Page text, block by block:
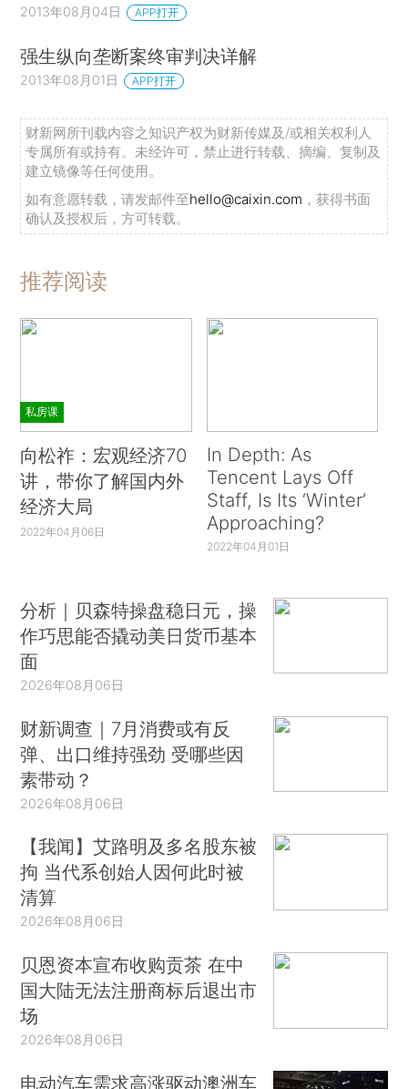
2013年08月04日 APP打开
强生纵向垄断案终审判决详解
2013年08月01日 APP打开
财新网所刊载内容之知识产权为财新传媒及/或相关权利人
专属所有或持有。未经许可，禁止进行转载、摘编、复制及
建立镜像等任何使用。
如有意愿转载，请发邮件至hello@caixin.com ，获得书面
确认及授权后，方可转载。
推荐阅读
私房课
向松祚：宏观经济70
讲，带你了解国内外
经济大局
2022年04月06日
In Depth: As
Tencent Lays Off
Staff, Is Its ‘Winter’
Approaching?
2022年04月01日
分析｜贝森特操盘稳日元，操
作巧思能否撬动美日货币基本
面
2026年08月06日
财新调查｜7月消费或有反
弹、出口维持强劲 受哪些因
素带动？
2026年08月06日
【我闻】艾路明及多名股东被
拘 当代系创始人因何此时被
清算
2026年08月06日
贝恩资本宣布收购贡茶 在中
国大陆无法注册商标后退出市
场
2026年08月06日
电动汽车需求高涨驱动澳洲车